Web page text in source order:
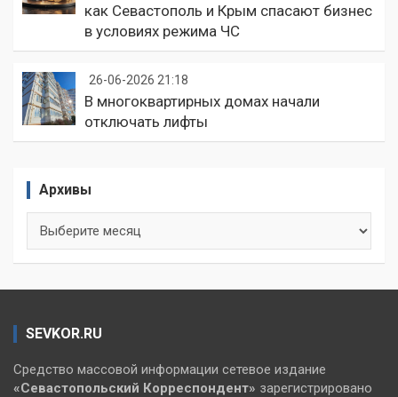
как Севастополь и Крым спасают бизнес
в условиях режима ЧС
26-06-2026 21:18
В многоквартирных домах начали
отключать лифты
Архивы
SEVKOR.RU
Средство массовой информации сетевое издание
«Севастопольский Корреспондент» зарегистрировано